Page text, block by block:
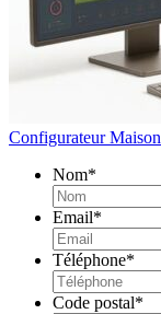
Configurateur Maison
Nom*
Email*
Téléphone*
Code postal*